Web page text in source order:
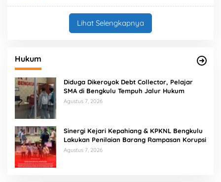
Lihat Selengkapnya
Hukum
Diduga Dikeroyok Debt Collector, Pelajar
SMA di Bengkulu Tempuh Jalur Hukum
Agustus 7, 2026
Sinergi Kejari Kepahiang & KPKNL Bengkulu
Lakukan Penilaian Barang Rampasan Korupsi
Agustus 7, 2026